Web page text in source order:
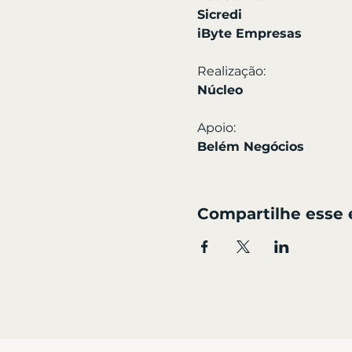
Sicredi
iByte Empresas
Realização:
Núcleo
Apoio:
Belém Negócios
Compartilhe esse